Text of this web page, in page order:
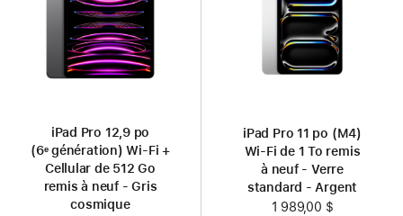
iPad Pro 12,9 po
(6ᵉ génération) Wi-Fi +
Cellular de 512 Go
remis à neuf - Gris
cosmique
iPad Pro 11 po (M4)
Wi-Fi de 1 To remis
à neuf - Verre
standard - Argent
1 989,00 $